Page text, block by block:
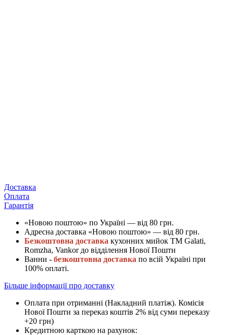
Доставка
Оплата
Гарантія
«Новою поштою» по Україні — від 80 грн.
Адресна доставка «Новою поштою» — від 80 грн.
Безкоштовна доставка кухонних мийок ТМ Galati,
Romzha, Vankor до відділення Нової Пошти
Ванни - безкоштовна доставка по всій Україні при
100% оплаті.
Більше інформації про доставку
Оплата при отриманні (Накладний платіж). Комісія
Нової Пошти за переказ коштів 2% від суми переказу
+20 грн)
Кредитною карткою на рахунок: